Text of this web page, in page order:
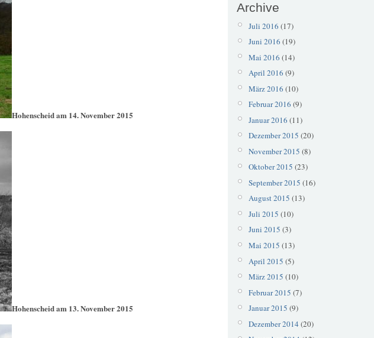
Hohenscheid am 14. November 2015
Hohenscheid am 13. November 2015
Archive
Juli 2016 (17)
Juni 2016 (19)
Mai 2016 (14)
April 2016 (9)
März 2016 (10)
Februar 2016 (9)
Januar 2016 (11)
Dezember 2015 (20)
November 2015 (8)
Oktober 2015 (23)
September 2015 (16)
August 2015 (13)
Juli 2015 (10)
Juni 2015 (3)
Mai 2015 (13)
April 2015 (5)
März 2015 (10)
Februar 2015 (7)
Januar 2015 (9)
Dezember 2014 (20)